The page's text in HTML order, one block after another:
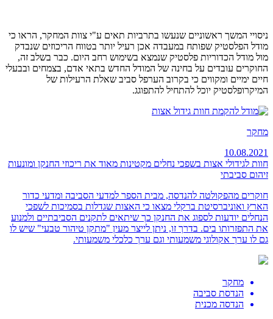
ניסויי המשך ראשוניים שנעשו בתרביות תאים ע"י צוות המחקר, הראו כי
מודל הפלסטיק שפותח במעבדה אכן רעיל יותר בטווח הריכוזים שנבדק
מול מודל הכדוריות פלסטיק שנמצא בשימוש רחב היום. כבר בשלב זה,
החוקרים עובדים על בחינה של המודל החדש בתאי אדם, בצמחים ובבעלי
חיים ימיים ומקווים כי בקרוב הערפל סביב שאלת הרעילות של
המיקרופלסטיק יוכל להתחיל להתפוגג.
מחקר
10.08.2021
חוות לגידולי אצות בשפכי נחלים מקטינות מאוד את ריכוזי החנקן ומונעות
זיהום סביבתי
חוקרים מהפקולטה להנדסה, מבית הספר למדעי הסביבה ומדעי כדור
הארץ ואוניברסיטת ברקלי מצאו כי האצות שגדלות בסמיכות לשפכי
הנחלים יודעות לספוג את החנקן כך שיתאים לתקנים הסביבתיים ולמנוע
את התפזרותו בים. בדרך זו, ניתן לייצר מעין "מתקן טיהור טבעי" שיש לו
גם לו ערך אקולוגי משמעותי וגם ערך כלכלי משמעותי.
מחקר
הנדסת סביבה
הנדסה מכנית